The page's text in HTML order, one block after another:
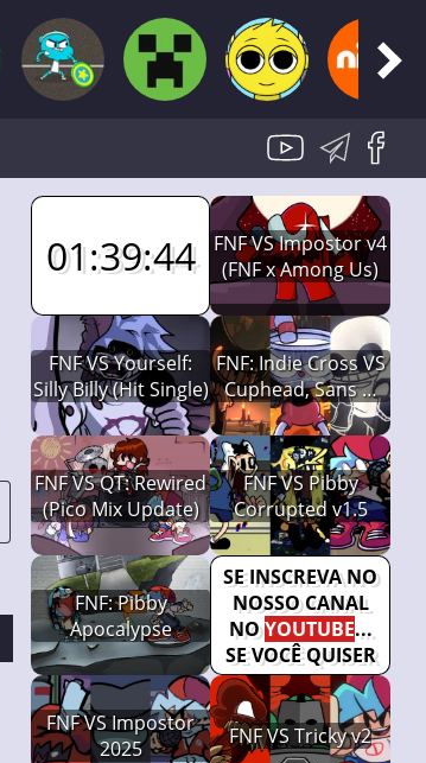
01:39:43
FNF VS Impostor v4
(FNF x Among Us)
FNF VS Yourself:
Silly Billy (Hit Single)
FNF: Indie Cross VS
Cuphead, Sans &
Bendy
FNF VS QT: Rewired
(Pico Mix Update)
FNF VS Pibby
Corrupted v1.5
FNF: Pibby
Apocalypse
SE INSCREVA NO
NOSSO CANAL
NOYOUTUBE...
SE VOCÊ QUISER
FNF VS Impostor
2025
FNF VS Tricky v2